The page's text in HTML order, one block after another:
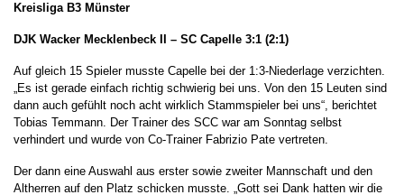
Kreisliga B3 Münster
DJK Wacker Mecklenbeck II – SC Capelle 3:1 (2:1)
Auf gleich 15 Spieler musste Capelle bei der 1:3-Niederlage verzichten.
„Es ist gerade einfach richtig schwierig bei uns. Von den 15 Leuten sind
dann auch gefühlt noch acht wirklich Stammspieler bei uns“, berichtet
Tobias Temmann. Der Trainer des SCC war am Sonntag selbst
verhindert und wurde von Co-Trainer Fabrizio Pate vertreten.
Der dann eine Auswahl aus erster sowie zweiter Mannschaft und den
Altherren auf den Platz schicken musste. „Gott sei Dank hatten wir die